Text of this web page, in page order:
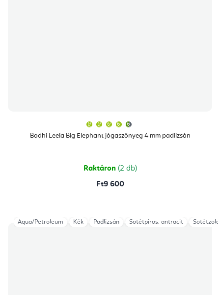
Bodhi Leela Big Elephant jógaszőnyeg 4 mm padlizsán
átlagos
értékelése
csillag.
Raktáron (2 db)
Ft9 600
Aqua/Petroleum Kék Padlizsán Sötétpiros, antracit Sötétzöld